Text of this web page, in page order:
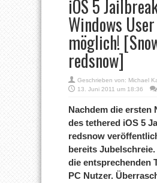
iOS 5
Windows
möglich!
redsnow]
Geschrieben von: Michael
13. Juni 2011 um 18:36
Nachdem die ersten
des tethered iOS 5
redsnow
bereits
die entsprechenden
PC Nutzer.